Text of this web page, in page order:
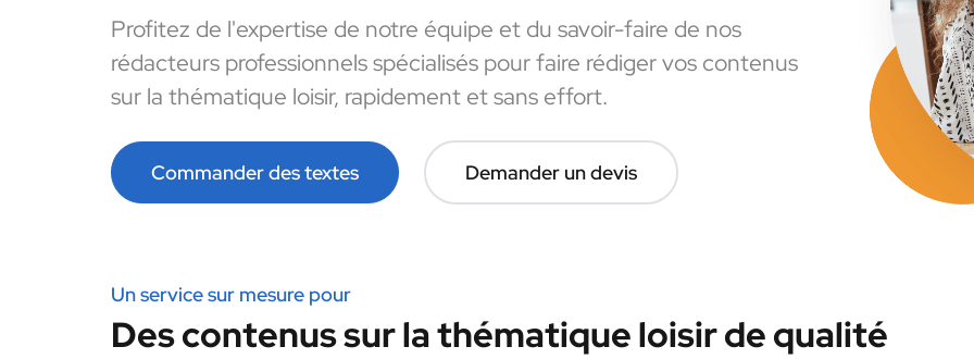
Profitez de l'expertise de notre équipe et du savoir-faire de nos
rédacteurs professionnels spécialisés pour faire rédiger vos contenus
sur la thématique loisir, rapidement et sans effort.
Commander des textes Demander un devis
Un service sur mesure pour
Des contenus sur la thématique loisir de qualité